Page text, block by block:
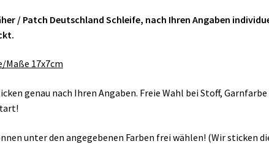
/ Patch Deutschland Schleife, nach Ihren Angaben
Maße 17x7cm
genau nach Ihren Angaben. Freie Wahl bei Stoff, Garnfarbe
unter den angegebenen Farben frei wählen! (Wir sticken